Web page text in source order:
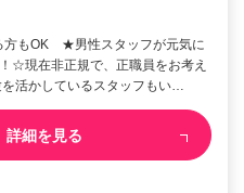
方もOK ★男性スタッフが元気に
☆現在非正規で、正職員をお考え
活かしているスタッフもい…
詳細を見る